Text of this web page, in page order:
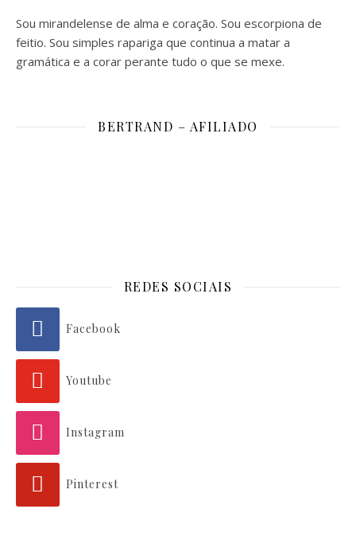
Sou mirandelense de alma e coração. Sou escorpiona de
feitio. Sou simples rapariga que continua a matar a
gramática e a corar perante tudo o que se mexe.
BERTRAND – AFILIADO
REDES SOCIAIS
Facebook
Youtube
Instagram
Pinterest